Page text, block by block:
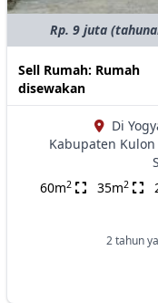
Rp. 9 juta
Sell Rumah: Rumah
disewakan
Di
Kabupaten Kulon
60m2 35m2
2 tahun